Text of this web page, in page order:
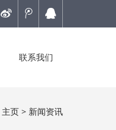
联系我们
主页 > 新闻资讯